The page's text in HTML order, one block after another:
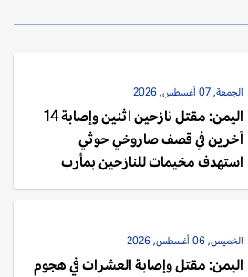
الجمعة, 07 أغسطس, 2026
اليمن: مقتل نازحين اثنين وإصابة 14
آخرين في قصف صاروخي حوثي
استهدف مخيمات للنازحين بمأرب
الخميس, 06 أغسطس, 2026
اليمن: مقتل وإصابة العشرات في هجوم